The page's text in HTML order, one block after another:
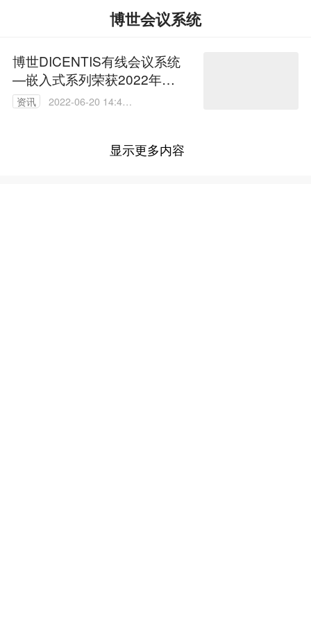
博世会议系统
博世DICENTIS有线会议系统
—嵌入式系列荣获2022年红
点设计奖和iF设计奖
资讯
2022-06-20 14:48:
显示更多内容